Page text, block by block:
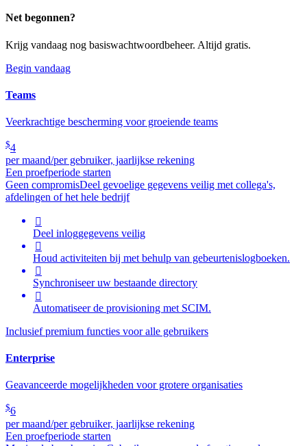
Net begonnen?
Krijg vandaag nog basiswachtwoordbeheer. Altijd gratis.
Begin vandaag
Teams
Veerkrachtige bescherming voor groeiende teams
$4
per maand/per gebruiker, jaarlijkse rekening
Een proefperiode starten
Geen compromisDeel gevoelige gegevens veilig met collega's,
afdelingen of het hele bedrijf

Deel inloggegevens veilig

Houd activiteiten bij met behulp van gebeurtenislogboeken.

Synchroniseer uw bestaande directory

Automatiseer de provisioning met SCIM.
Inclusief premium functies voor alle gebruikers
Enterprise
Geavanceerde mogelijkheden voor grotere organisaties
$6
per maand/per gebruiker, jaarlijkse rekening
Een proefperiode starten